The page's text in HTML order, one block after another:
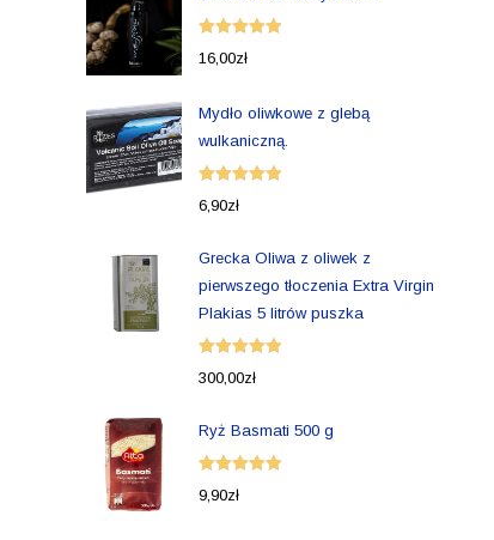
Oceniono
16,00zł
Mydło oliwkowe z glebą
wulkaniczną.
Oceniono
6,90zł
Grecka Oliwa z oliwek z
pierwszego tłoczenia Extra Virgin
Plakias 5 litrów puszka
Oceniono
300,00zł
Ryż Basmati 500 g
Oceniono
9,90zł